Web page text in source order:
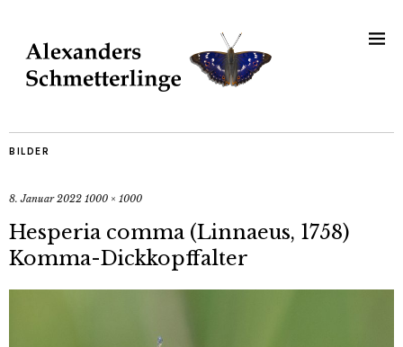
BILDER
8. Januar 2022 1000 × 1000
Hesperia comma (Linnaeus, 1758)
Komma-Dickkopffalter